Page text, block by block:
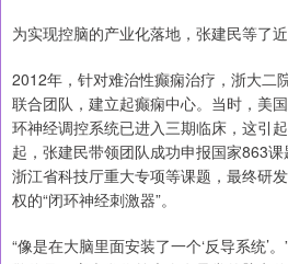
为实现控脑的产业化落地，张建民等了近
2012年，针对难治性癫痫治疗，浙大二
联合团队，建立起癫痫中心。当时，美
环神经调控系统已进入三期临床，这引
起，张建民带领团队成功申报国家863
浙江省科技厅重大专项等课题，最终研
权的“闭环神经刺激器”。
“像是在大脑里面安装了一个‘反导系统’